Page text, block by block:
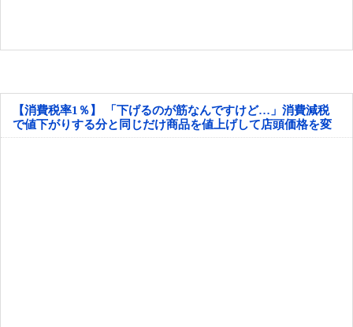
【消費税率1％】 「下げるのが筋なんですけど…」消費減税
で値下がりする分と同じだけ商品を値上げして店頭価格を変
えない店も